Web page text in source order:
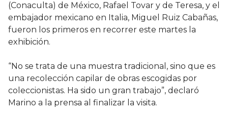
(Conaculta) de México, Rafael Tovar y de Teresa, y el
embajador mexicano en Italia, Miguel Ruiz Cabañas,
fueron los primeros en recorrer este martes la
exhibición.
“No se trata de una muestra tradicional, sino que es
una recolección capilar de obras escogidas por
coleccionistas. Ha sido un gran trabajo”, declaró
Marino a la prensa al finalizar la visita.